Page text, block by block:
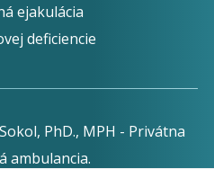
ejakulácia
deficiencie
PhD., MPH - Privátna
ambulancia.